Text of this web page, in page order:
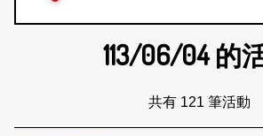
113/06/04的
共有 121 筆活動